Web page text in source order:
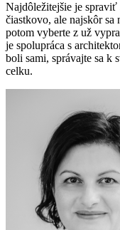
Najdôležitejšie je spraviť
čiastkovo, ale najskôr
potom vyberte z už
je spolupráca s
boli sami, správajte sa k
celku.